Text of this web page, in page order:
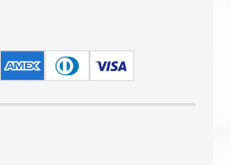
2025 - 05 - 17 22:39